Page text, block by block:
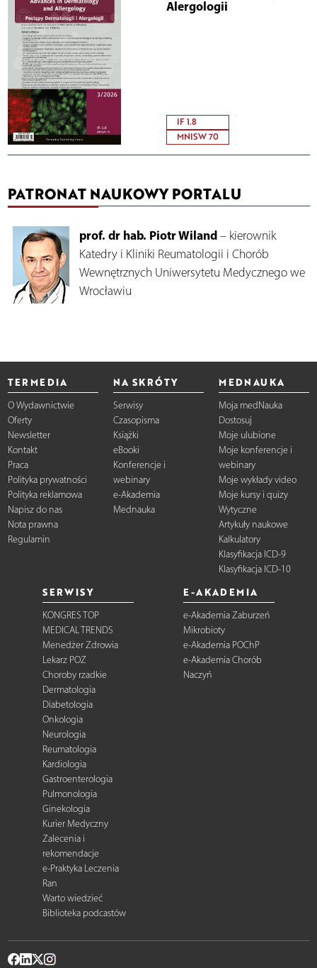
Alergologii
IF 1.8
MNISW 70
PATRONAT NAUKOWY PORTALU
prof. dr hab. Piotr Wiland – kierownik
Katedry i Kliniki Reumatologii i Chorób
Wewnętrznych Uniwersytetu Medycznego we
Wrocławiu
TERMEDIA
O Wydawnictwie
Oferty
Newsletter
Kontakt
Praca
Polityka prywatności
Polityka reklamowa
Napisz do nas
Nota prawna
Regulamin
NA SKRÓTY
Serwisy
Czasopisma
Książki
eBooki
Konferencje i
webinary
e-Akademia
Mednauka
MEDNAUKA
Moja medNauka
Dostosuj
Moje ulubione
Moje konferencje i
webinary
Moje wykłady video
Moje kursy i quizy
Wytyczne
Artykuły naukowe
Kalkulatory
Klasyfikacja ICD-9
Klasyfikacja ICD-10
SERWISY
KONGRES TOP
MEDICAL TRENDS
Menedżer Zdrowia
Lekarz POZ
Choroby rzadkie
Dermatologia
Diabetologia
Onkologia
Neurologia
Reumatologia
Kardiologia
Gastroenterologia
Pulmonologia
Ginekologia
Kurier Medyczny
Zalecenia i
rekomendacje
e-Praktyka Leczenia
Ran
Warto wiedzieć
Biblioteka podcastów
E-AKADEMIA
e-Akademia Zaburzeń
Mikrobioty
e-Akademia POChP
e-Akademia Chorób
Naczyń